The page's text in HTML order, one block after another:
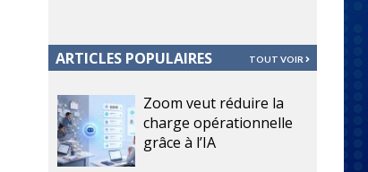
ARTICLES POPULAIRES TOUT VOIR
Zoom veut réduire la
charge opérationnelle
grâce à l’IA